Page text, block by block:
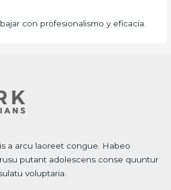
con profesionalismo y eficacia.
a arcu laoreet congue. Habeo
putant adolescens conse quuntur
voluptaria.